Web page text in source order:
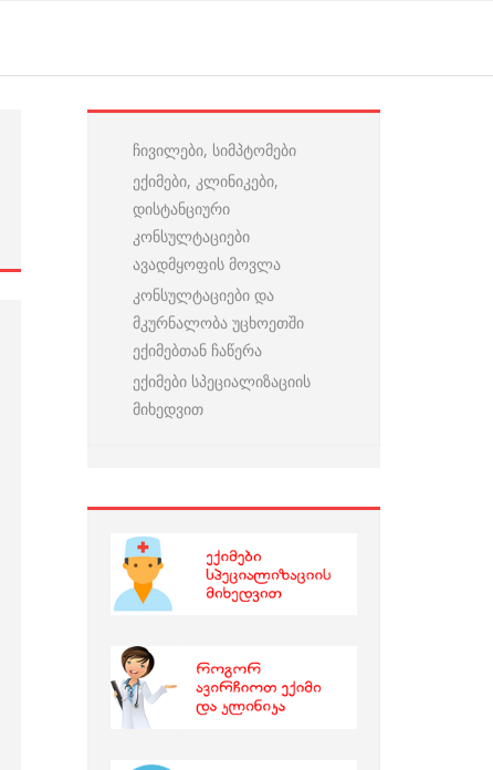
ჩივილები, სიმპტომები
ექიმები, კლინიკები,
დისტანციური
კონსულტაციები
ავადმყოფის მოვლა
კონსულტაციები და
მკურნალობა უცხოეთში
ექიმებთან ჩაწერა
ექიმები სპეციალიზაციის
მიხედვით